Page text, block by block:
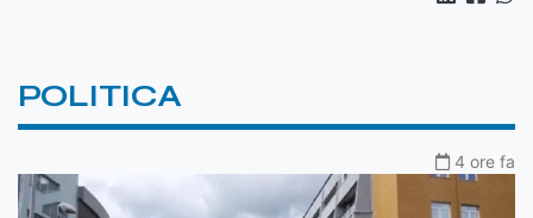
POLITICA
4 ore fa